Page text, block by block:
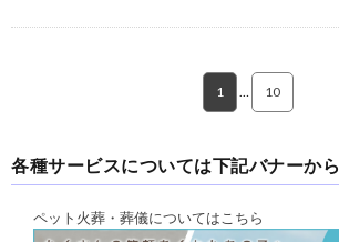
1 10
各種サービスについては下記バナーから
ペット火葬・葬儀についてはこちら